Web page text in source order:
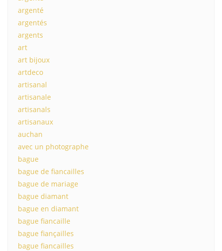
argenté
argentés
argents
art
art bijoux
artdeco
artisanal
artisanale
artisanals
artisanaux
auchan
avec un photographe
bague
bague de fiancailles
bague de mariage
bague diamant
bague en diamant
bague fiancaille
bague fiançailles
bague fiancailles